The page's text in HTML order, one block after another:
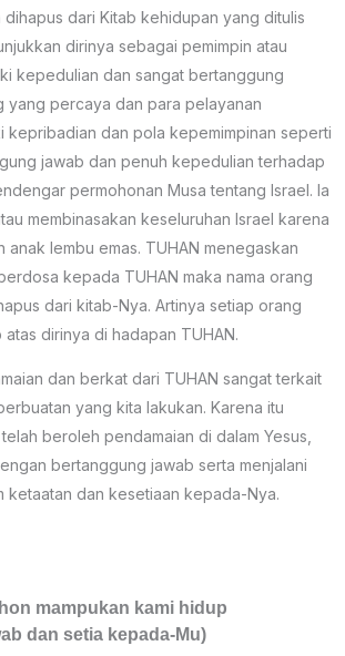
dihapus dari Kitab kehidupan yang ditulis
dirinya sebagai pemimpin atau
kepedulian dan sangat bertanggung
yang percaya dan para pelayanan
kepribadian dan pola kepemimpinan seperti
jawab dan penuh kepedulian terhadap
permohonan Musa tentang Israel. Ia
membinasakan keseluruhan Israel karena
anak lembu emas. TUHAN menegaskan
kepada TUHAN maka nama orang
dari kitab-Nya. Artinya setiap orang
dirinya di hadapan TUHAN.
dan berkat dari TUHAN sangat terkait
yang kita lakukan. Karena itu
beroleh pendamaian di dalam Yesus,
bertanggung jawab serta menjalani
ketaatan dan kesetiaan kepada-Nya.
mampukan kami hidup
dan setia kepada-Mu)